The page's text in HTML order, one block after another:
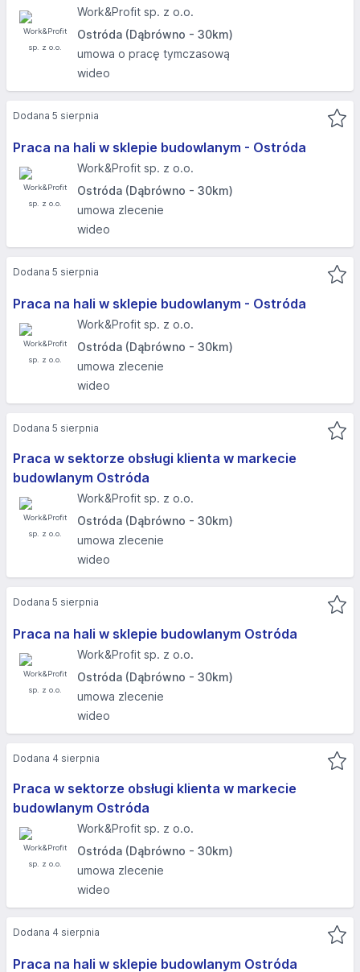
Work&Profit sp. z o.o.
Ostróda (Dąbrówno - 30km)
umowa o pracę tymczasową
wideo
Praca na hali w sklepie budowlanym - Ostróda
Work&Profit sp. z o.o.
Ostróda (Dąbrówno - 30km)
umowa zlecenie
wideo
Dodana 5 sierpnia
Praca na hali w sklepie budowlanym - Ostróda
Work&Profit sp. z o.o.
Ostróda (Dąbrówno - 30km)
umowa zlecenie
wideo
Dodana 5 sierpnia
Praca w sektorze obsługi klienta w markecie
budowlanym Ostróda
Work&Profit sp. z o.o.
Ostróda (Dąbrówno - 30km)
umowa zlecenie
wideo
Dodana 5 sierpnia
Praca na hali w sklepie budowlanym Ostróda
Work&Profit sp. z o.o.
Ostróda (Dąbrówno - 30km)
umowa zlecenie
wideo
Dodana 5 sierpnia
Praca w sektorze obsługi klienta w markecie
budowlanym Ostróda
Work&Profit sp. z o.o.
Ostróda (Dąbrówno - 30km)
umowa zlecenie
wideo
Dodana 4 sierpnia
Praca na hali w sklepie budowlanym Ostróda
Dodana 4 sierpnia